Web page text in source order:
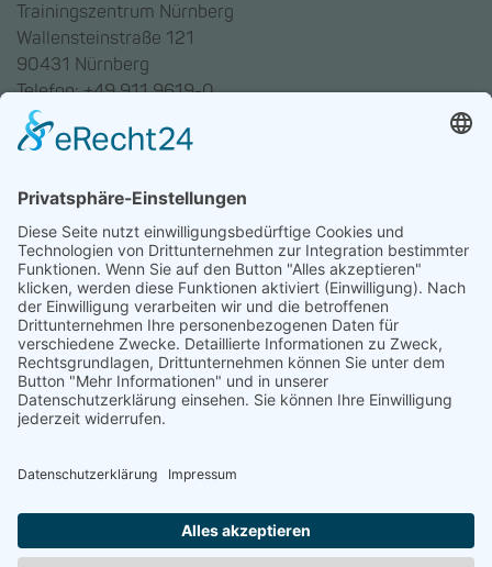
Trainingszentrum Nürnberg
Wallensteinstraße 121
90431 Nürnberg
Telefon: +49 911 9619-0
Trainingszentrum Hannover
30169 Hannover
Telefon: +49 511 123598-531
AGB
Datenschutz